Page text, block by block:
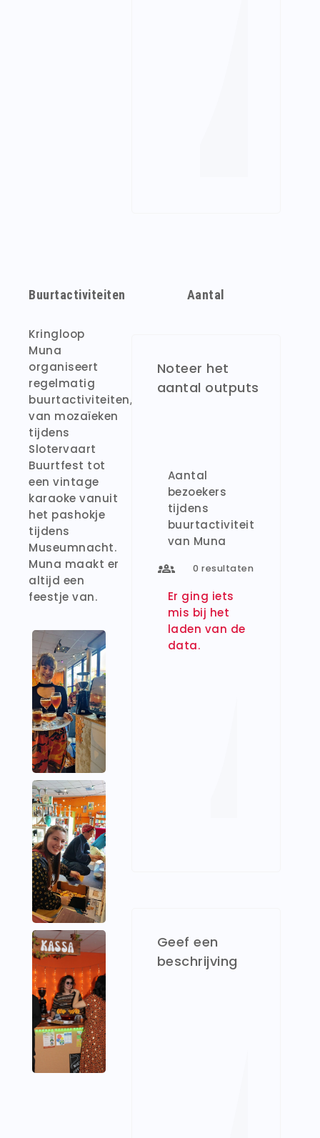
Buurtactiviteiten
Kringloop
Muna
organiseert
regelmatig
buurtactiviteiten,
van mozaïeken
tijdens
Slotervaart
Buurtfest tot
een vintage
karaoke vanuit
het pashokje
tijdens
Museumnacht.
Muna maakt er
altijd een
feestje van.
Aantal
Noteer het
aantal outputs
Aantal
bezoekers
tijdens
buurtactiviteit
van Muna
0 resultaten
Er ging iets
mis bij het
laden van de
data.
Geef een
beschrijving